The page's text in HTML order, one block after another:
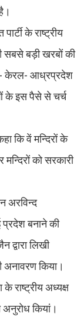
के राष्ट्रीय
सबसे बड़ी खरबों की
केरल- आध्रप्रदेश
के इस पैसे से चर्च
कि वें मन्दिरों के
को सरकारी
अरविन्द
प्रदेश बनाने की
लिखी
किया।
के राष्ट्रीय अध्यक्ष
अनुरोध कियां।